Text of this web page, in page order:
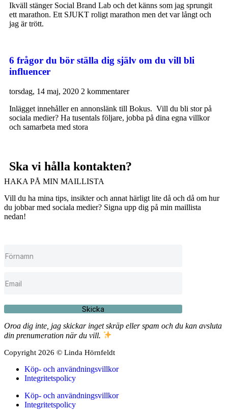
Ikväll stänger Social Brand Lab och det känns som jag sprungit
ett marathon. Ett SJUKT roligt marathon men det var långt och
jag är trött.
6 frågor du bör ställa dig själv om du vill bli
influencer
torsdag, 14 maj, 2020 2 kommentarer
Inlägget innehåller en annonslänk till Bokus. Vill du bli stor på
sociala medier? Ha tusentals följare, jobba på dina egna villkor
och samarbeta med stora
Ska vi hålla kontakten?
HAKA PÅ MIN MAILLISTA
Vill du ha mina tips, insikter och annat härligt lite då och då om hur
du jobbar med sociala medier? Signa upp dig på min maillista
nedan!
Skicka
Oroa dig inte, jag skickar inget skräp eller spam och du kan avsluta
din prenumeration när du vill.
Copyright 2026 © Linda Hörnfeldt
Köp- och användningsvillkor
Integritetspolicy
Köp- och användningsvillkor
Integritetspolicy